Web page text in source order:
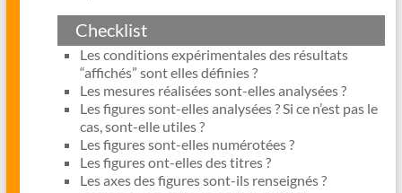
Checklist
Les conditions expérimentales des résultats
“affichés” sont elles définies ?
Les mesures réalisées sont-elles analysées ?
Les figures sont-elles analysées ? Si ce n’est pas le
cas, sont-elle utiles ?
Les figures sont-elles numérotées ?
Les figures ont-elles des titres ?
Les axes des figures sont-ils renseignés ?